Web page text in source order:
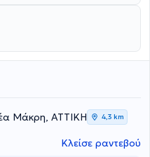
Έχει εκπαιδευτεί
της Ελλάδας, όπως το
Νοσοκομείο Αθηνών
και επιστημονικός
Μάκρη, ΑΤΤΙΚΗ 4,3 km
Κλείσε ραντεβού